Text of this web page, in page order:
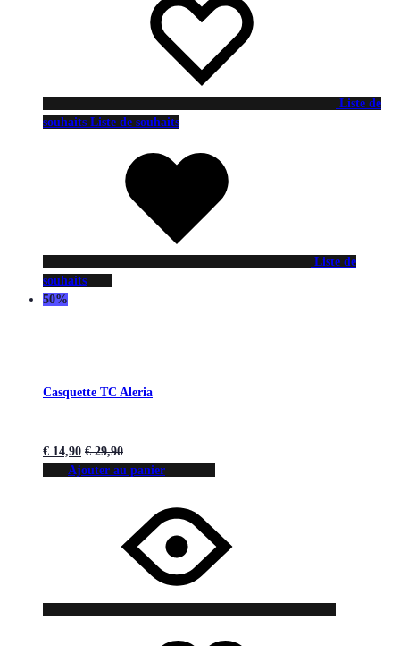
Liste de
souhaits Liste de souhaits
Liste de
souhaits
50%
Casquette TC Aleria
€ 14,90 €29,90
Ajouter au panier